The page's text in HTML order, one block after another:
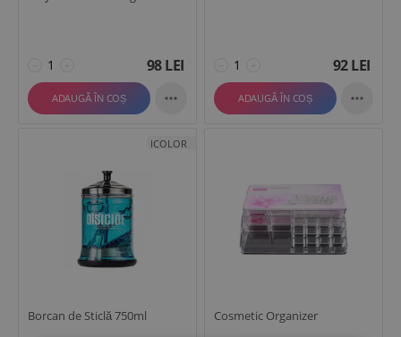
98LEI
ADAUGĂ ÎN COȘ 
92LEI
ADAUGĂ ÎN COȘ 
ICOLOR
Borcan de Sticlă 750ml Cosmetic Organizer